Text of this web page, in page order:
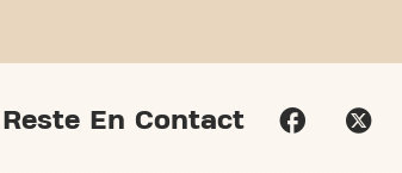
Reste En Contact